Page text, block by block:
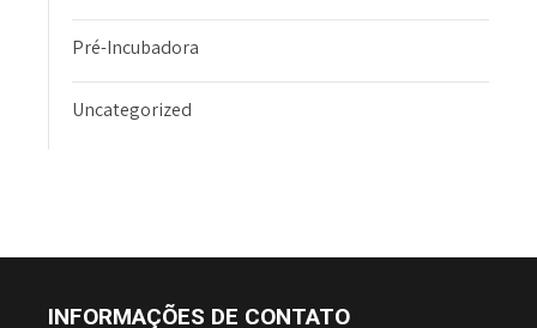
Pré-Incubadora
Uncategorized
INFORMAÇÕES DE CONTATO